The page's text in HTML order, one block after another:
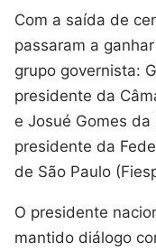
Com a saída de
passaram a
grupo governista:
presidente da
e Josué Gomes
presidente da
de São Paulo
O presidente
mantido diálogo